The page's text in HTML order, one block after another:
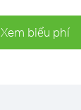
Xem biểu phí